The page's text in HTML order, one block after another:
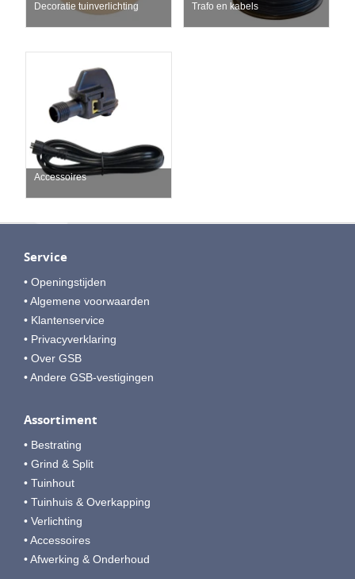
Decoratie tuinverlichting Trafo en kabels
Accessoires
Service
• Openingstijden
• Algemene voorwaarden
• Klantenservice
• Privacyverklaring
• Over GSB
• Andere GSB-vestigingen
Assortiment
• Bestrating
• Grind & Split
• Tuinhout
• Tuinhuis & Overkapping
• Verlichting
• Accessoires
• Afwerking & Onderhoud